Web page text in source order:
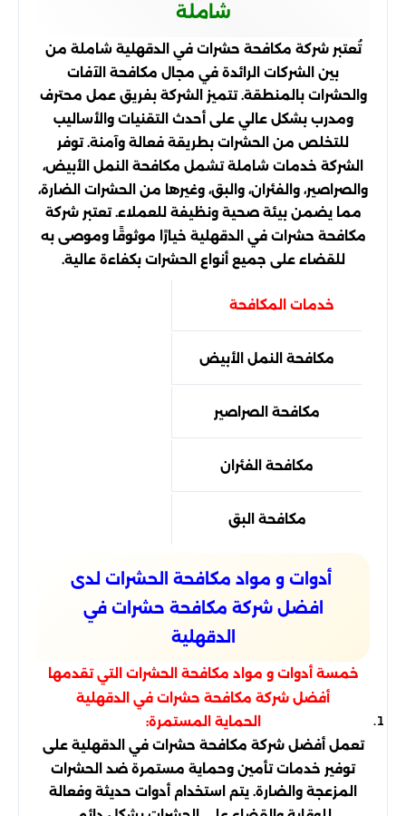
شاملة
تُعتبر شركة مكافحة حشرات في الدقهلية شاملة من
بين الشركات الرائدة في مجال مكافحة الآفات
والحشرات بالمنطقة. تتميز الشركة بفريق عمل محترف
ومدرب بشكل عالي على أحدث التقنيات والأساليب
للتخلص من الحشرات بطريقة فعالة وآمنة. توفر
الشركة خدمات شاملة تشمل مكافحة النمل الأبيض،
والصراصير، والفئران، والبق، وغيرها من الحشرات الضارة،
مما يضمن بيئة صحية ونظيفة للعملاء. تعتبر شركة
مكافحة حشرات في الدقهلية خيارًا موثوقًا وموصى به
للقضاء على جميع أنواع الحشرات بكفاءة عالية.
خدمات المكافحة
مكافحة النمل الأبيض
مكافحة الصراصير
مكافحة الفئران
مكافحة البق
أدوات و مواد مكافحة الحشرات لدى
افضل شركة مكافحة حشرات في
الدقهلية
خمسة أدوات و مواد مكافحة الحشرات التي تقدمها
أفضل شركة مكافحة حشرات في الدقهلية
الحماية المستمرة:
تعمل أفضل شركة مكافحة حشرات في الدقهلية على
توفير خدمات تأمين وحماية مستمرة ضد الحشرات
المزعجة والضارة. يتم استخدام أدوات حديثة وفعالة